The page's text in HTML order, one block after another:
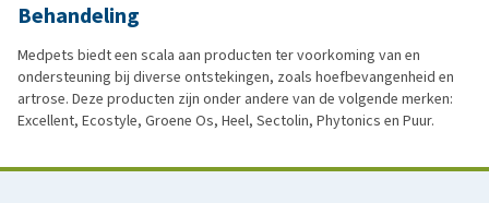
Behandeling
Medpets biedt een scala aan producten ter voorkoming van en
ondersteuning bij diverse ontstekingen, zoals hoefbevangenheid en
artrose. Deze producten zijn onder andere van de volgende merken:
Excellent, Ecostyle, Groene Os, Heel, Sectolin, Phytonics en Puur.